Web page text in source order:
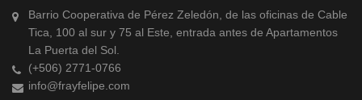
Barrio Cooperativa de Pérez Zeledón, de las oficinas de Cable
Tica, 100 al sur y 75 al Este, entrada antes de Apartamentos
La Puerta del Sol.
(+506) 2771-0766
info@frayfelipe.com